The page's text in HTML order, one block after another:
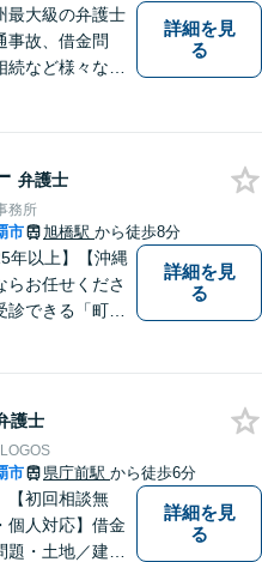
最大級の弁護士
事故、借金問
など様々な問
詳細を見
る
弁護士
務所
市 旭橋駅 から徒歩8分
年以上】【沖縄
らお任せくださ
できる「町医
も多く悩まれ
います。ぜひご
。
詳細を見
る
護士
市 県庁前駅 から徒歩6分
【初回相談無
個人対応】借金
題・土地／建物
詳細を見
る